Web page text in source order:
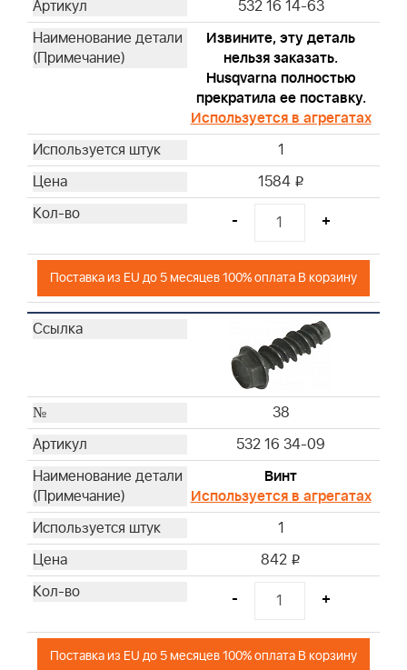
532 16 14-63
Извините, эту деталь
нельзя заказать.
Husqvarna полностью
прекратила ее поставку.
Используется в агрегатах
1
1584 i
- +
Поставка из EU до 5 месяцев 100% оплата В корзину
38
532 16 34-09
Винт
Используется в агрегатах
1
842 i
- +
Поставка из EU до 5 месяцев 100% оплата В корзину